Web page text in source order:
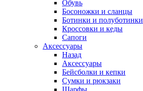
Обувь
Босоножки и сланцы
Ботинки и полуботинки
Кроссовки и кеды
Сапоги
Аксессуары
Назад
Аксессуары
Бейсболки и кепки
Сумки и рюкзаки
Шарфы